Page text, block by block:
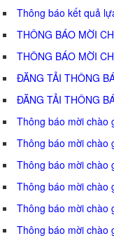
Thông báo kết quả
THÔNG BÁO MỜI
THÔNG BÁO MỜI
ĐĂNG TẢI THÔNG
ĐĂNG TẢI THÔNG
Thông báo mời chào
Thông báo mời chào
Thông báo mời chào
Thông báo mời chào
Thông báo mời chào
Thông báo mời chào